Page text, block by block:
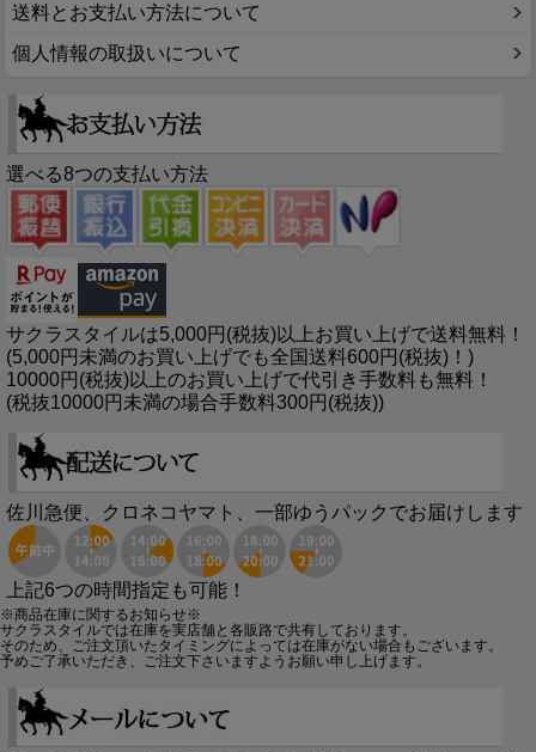
送料とお支払い方法について
個人情報の取扱いについて
選べる8つの支払い方法
サクラスタイルは5,000円(税抜)以上お買い上げで送料無料！
(5,000円未満のお買い上げでも全国送料600円(税抜)！)
10000円(税抜)以上のお買い上げで代引き手数料も無料！
(税抜10000円未満の場合手数料300円(税抜))
佐川急便、クロネコヤマト、一部ゆうパックでお届けします
上記6つの時間指定も可能！
※商品在庫に関するお知らせ※
サクラスタイルでは在庫を実店舗と各販路で共有しております。
そのため、ご注文頂いたタイミングによっては在庫がない場合もございます。
予めご了承いただき、ご注文下さいますようお願い申し上げます。